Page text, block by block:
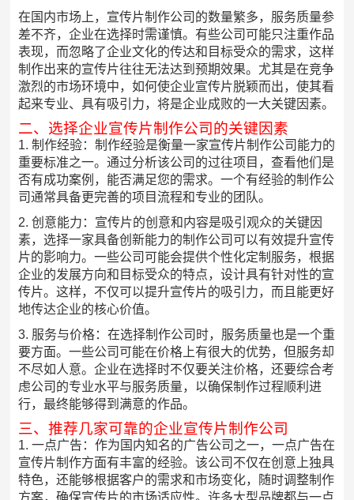
在国内市场上，宣传片制作公司的数量繁多，服务质量参
差不齐，企业在选择时需谨慎。有些公司可能只注重作品
表现，而忽略了企业文化的传达和目标受众的需求，这样
制作出来的宣传片往往无法达到预期效果。尤其是在竞争
激烈的市场环境中，如何使企业宣传片脱颖而出，使其看
起来专业、具有吸引力，将是企业成败的一大关键因素。
二、选择企业宣传片制作公司的关键因素
1. 制作经验：制作经验是衡量一家宣传片制作公司能力的
重要标准之一。通过分析该公司的过往项目，查看他们是
否有成功案例，能否满足您的需求。一个有经验的制作公
司通常具备更完善的项目流程和专业的团队。
2. 创意能力：宣传片的创意和内容是吸引观众的关键因
素，选择一家具备创新能力的制作公司可以有效提升宣传
片的影响力。一些公司可能会提供个性化定制服务，根据
企业的发展方向和目标受众的特点，设计具有针对性的宣
传片。这样，不仅可以提升宣传片的吸引力，而且能更好
地传达企业的核心价值。
3. 服务与价格：在选择制作公司时，服务质量也是一个重
要方面。一些公司可能在价格上有很大的优势，但服务却
不尽如人意。企业在选择时不仅要关注价格，还要综合考
虑公司的专业水平与服务质量，以确保制作过程顺利进
行，最终能够得到满意的作品。
三、推荐几家可靠的企业宣传片制作公司
1. 一点广告：作为国内知名的广告公司之一，一点广告在
宣传片制作方面有丰富的经验。该公司不仅在创意上独具
特色，还能够根据客户的需求和市场变化，随时调整制作
方案，确保宣传片的市场适应性。许多大型品牌都与一点